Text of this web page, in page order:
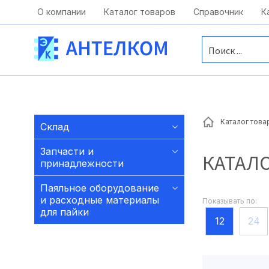
Москва, ул. Московская, д.1 офис 1
О компании Каталог товаров Справочник
Склад
Запчасти и
принадлежности
Паяльное оборудование
и расходные материалы
для пайки
Каталог
Показывать по:
12 24